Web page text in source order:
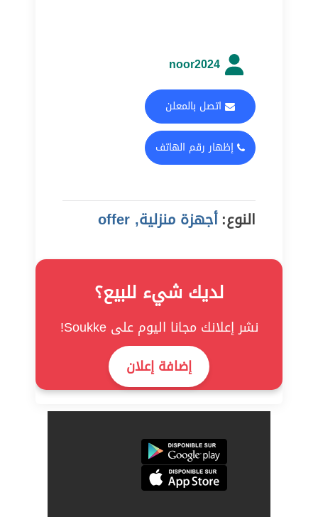
noor2024
اتصل بالمعلن
إظهار رقم الهاتف
النوع:أجهزة منزلية, offer
لديك شيء للبيع؟
نشر إعلانك مجانا اليوم على Soukke!
إضافة إعلان